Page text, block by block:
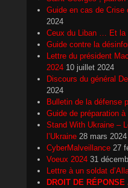
Guide en cas de Crise
2024
Ceux du Liban … Et la
Guide contre la
Lettre du président
2024 10 juillet 2024
Discours du général
2024
Bulletin de la défense
Guide de préparation
Stand With Ukraine –
l’Ukraine 28 mars 2024
CyberMalveillance 27
Voeux 2024 31
Lettre à un soldat
DROIT DE